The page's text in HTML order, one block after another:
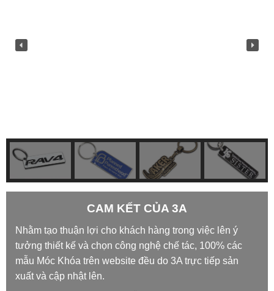
CAM KẾT CỦA 3A
Nhằm tạo thuận lợi cho khách hàng trong việc lên ý
tưởng thiết kế và chọn công nghệ chế tác, 100% các
mẫu Móc Khóa trên website đều do 3A trực tiếp sản
xuất và cập nhật lên.